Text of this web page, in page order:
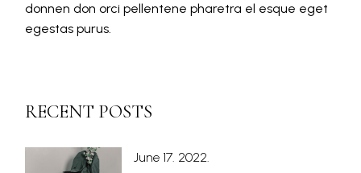
donnen don orci pellentene pharetra el esque eget
egestas purus.
RECENT POSTS
June 17. 2022.